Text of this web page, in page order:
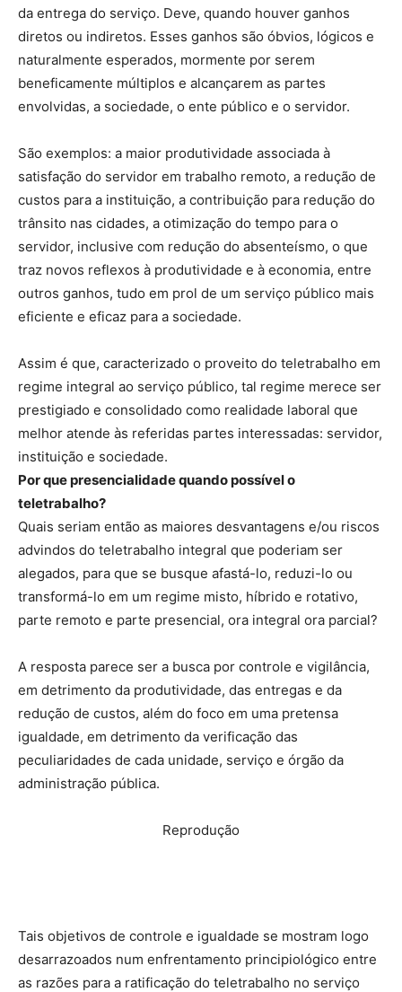
da entrega do serviço. Deve, quando houver ganhos
diretos ou indiretos. Esses ganhos são óbvios, lógicos e
naturalmente esperados, mormente por serem
beneficamente múltiplos e alcançarem as partes
envolvidas, a sociedade, o ente público e o servidor.
São exemplos: a maior produtividade associada à
satisfação do servidor em trabalho remoto, a redução de
custos para a instituição, a contribuição para redução do
trânsito nas cidades, a otimização do tempo para o
servidor, inclusive com redução do absenteísmo, o que
traz novos reflexos à produtividade e à economia, entre
outros ganhos, tudo em prol de um serviço público mais
eficiente e eficaz para a sociedade.
Assim é que, caracterizado o proveito do teletrabalho em
regime integral ao serviço público, tal regime merece ser
prestigiado e consolidado como realidade laboral que
melhor atende às referidas partes interessadas: servidor,
instituição e sociedade.
Por que presencialidade quando possível o
teletrabalho?
Quais seriam então as maiores desvantagens e/ou riscos
advindos do teletrabalho integral que poderiam ser
alegados, para que se busque afastá-lo, reduzi-lo ou
transformá-lo em um regime misto, híbrido e rotativo,
parte remoto e parte presencial, ora integral ora parcial?
A resposta parece ser a busca por controle e vigilância,
em detrimento da produtividade, das entregas e da
redução de custos, além do foco em uma pretensa
igualdade, em detrimento da verificação das
peculiaridades de cada unidade, serviço e órgão da
administração pública.
Reprodução
Tais objetivos de controle e igualdade se mostram logo
desarrazoados num enfrentamento principiológico entre
as razões para a ratificação do teletrabalho no serviço